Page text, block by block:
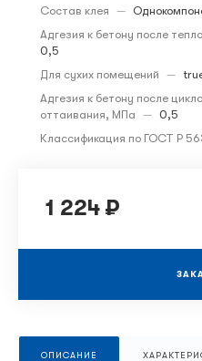
Состав клея —
Адгезия к бетону после
0,5
Для сухих помещений —
Адгезия к бетону после
оттаивания, МПа — 0,5
Классификация по ГОСТ Р
1 224 ₽
ОПИСАНИЕ